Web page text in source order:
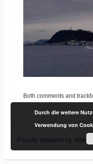
Both comments and
Proudly powered by
Durch die weitere
Verwendung von